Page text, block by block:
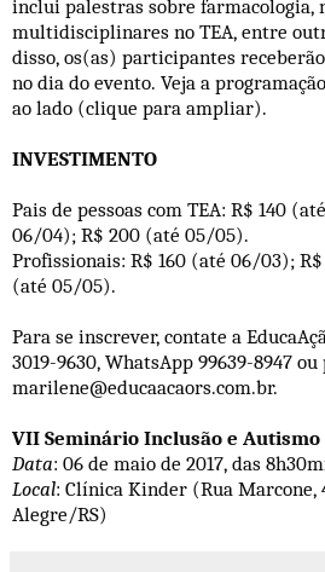
inclui palestras sobre farmacologia,
multidisciplinares no TEA, entre
disso, os(as) participantes
no dia do evento. Veja a
ao lado (clique para ampliar).
INVESTIMENTO
Pais de pessoas com TEA: R$ 140
06/04); R$ 200 (até 05/05).
Profissionais: R$ 160 (até 06/03);
(até 05/05).
Para se inscrever, contate a
3019-9630, WhatsApp 99639-8947
marilene@educaacaors.com.br.
VII Seminário Inclusão e Autismo
Data: 06 de maio de 2017, das
Local: Clínica Kinder (Rua Marcone,
Alegre/RS)